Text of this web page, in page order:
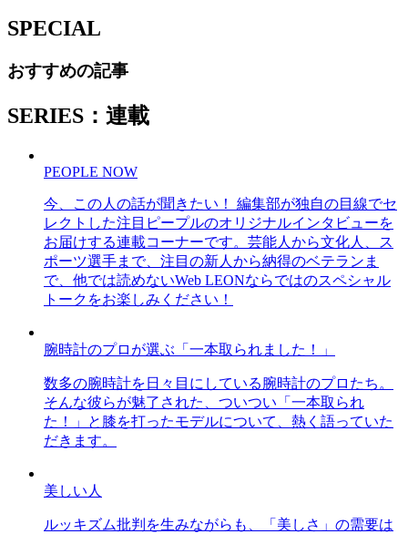
SPECIAL
おすすめの記事
SERIES：連載
PEOPLE NOW
今、この人の話が聞きたい！ 編集部が独自の目線でセ
レクトした注目ピープルのオリジナルインタビューを
お届けする連載コーナーです。芸能人から文化人、ス
ポーツ選手まで、注目の新人から納得のベテランま
で、他では読めないWeb LEONならではのスペシャル
トークをお楽しみください！
腕時計のプロが選ぶ「一本取られました！」
数多の腕時計を日々目にしている腕時計のプロたち。
そんな彼らが魅了された、ついつい「一本取られ
た！」と膝を打ったモデルについて、熱く語っていた
だきます。
美しい人
ルッキズム批判を生みながらも、「美しさ」の需要は